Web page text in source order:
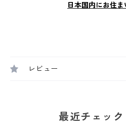
日本国内にお住
レビュー
最近チェッ